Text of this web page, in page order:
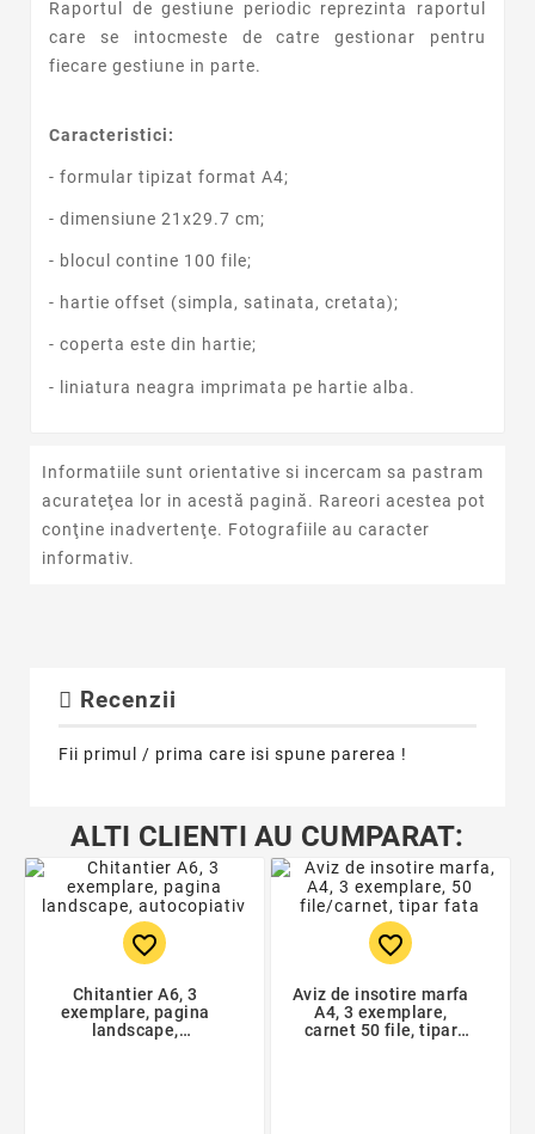
Raportul de gestiune periodic reprezinta raportul
care se intocmeste de catre gestionar pentru
fiecare gestiune in parte.
Caracteristici:
- formular tipizat format A4;
- dimensiune 21x29.7 cm;
- blocul contine 100 file;
- hartie offset (simpla, satinata, cretata);
- coperta este din hartie;
- liniatura neagra imprimata pe hartie alba.
Informatiile sunt orientative si incercam sa pastram
acurateţea lor in acestă pagină. Rareori acestea pot
conţine inadvertenţe. Fotografiile au caracter
informativ.
Recenzii
Fii primul / prima care isi spune parerea !
ALTI CLIENTI AU CUMPARAT:
favorite_border
Chitantier A6, 3
exemplare, pagina
landscape,
favorite_border
Aviz de insotire marfa
A4, 3 exemplare,
carnet 50 file, tipar